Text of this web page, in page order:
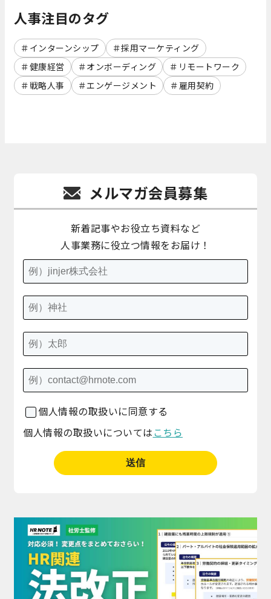
人事注目のタグ
インターンシップ
採用マーケティング
健康経営
オンボーディング
リモートワーク
戦略人事
エンゲージメント 雇用契約
メルマガ会員募集
新着記事やお役立ち資料など
人事業務に役立つ情報をお届け！
個人情報の取扱いに同意する
個人情報の取扱いについては こちら